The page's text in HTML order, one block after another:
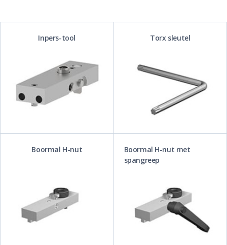
Inpers-tool Torx sleutel
Boormal H-nut
Boormal H-nut met
spangreep